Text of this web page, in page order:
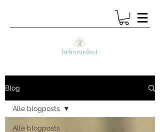
Blog
Alle blogposts
Alle blogposts